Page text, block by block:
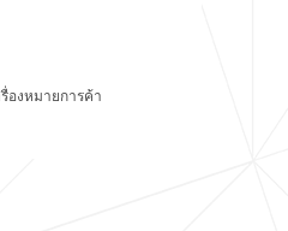
องหมายการค้า